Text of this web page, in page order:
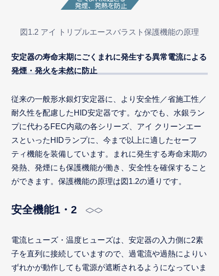
図1.2 アイ トリプルエースバラスト保護機能の原理
安定器の寿命末期にごくまれに発生する異常電流による
発煙・発火を未然に防止
従来の一般形水銀灯安定器に、より安全性／省施工性／
耐久性を配慮したHID安定器です。なかでも、水銀ラン
プに代わるFEC内蔵の各シリーズ、アイ クリーンエー
スといったHIDランプに、今まで以上に適したセーフ
ティ機能を装備しています。まれに発生する寿命末期の
発熱、発煙にも保護機能が働き、安全性を確保すること
ができます。保護機能の原理は図1.2の通りです。
安全機能1・2
電流ヒューズ・温度ヒューズは、安定器の入力側に2素
子を直列に接続していますので、過電流や過熱によりい
ずれかが動作しても電源が遮断されるようになっていま